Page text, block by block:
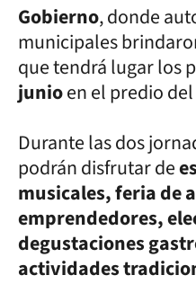
Gobierno, donde
municipales
que tendrá lugar los
junioen el predio del
Durante las dos
podrán disfrutar de
musicales, feria de
emprendedores,
degustaciones
actividades